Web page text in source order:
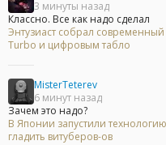
3 минуты назад
Классно. Все как надо сделал
Энтузиаст собрал
Turbo и цифровым табло
MisterTeterev
6 минут назад
Зачем это надо?
В Японии запустили
гладить витуберов-ов